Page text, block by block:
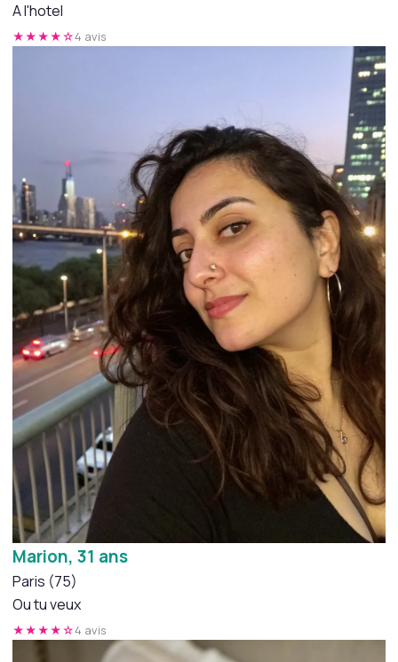
A l'hotel
★★★★☆4 avis
Marion, 31 ans
Paris (75)
Ou tu veux
★★★★☆4 avis